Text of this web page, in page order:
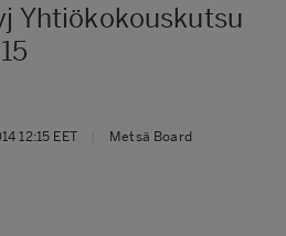
Yhtiökokouskutsu
12:15 EET Metsä Board